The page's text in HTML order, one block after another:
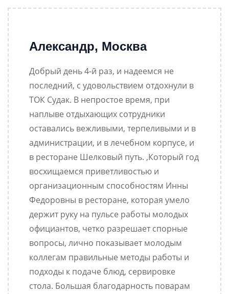
Александр, Москва
Добрый день 4-й раз, и надеемся не
последний, с удовольствием отдохнули в
ТОК Судак. В непростое время, при
наплыве отдыхающих сотрудники
оставались вежливыми, терпеливыми и в
администрации, и в лечебном корпусе, и
в ресторане Шелковый путь. ,Который год
восхищаемся приветливостью и
организационным способностям Инны
Федоровны в ресторане, которая умело
держит руку на пульсе работы молодых
официантов, четко разрешает спорные
вопросы, лично показывает молодым
коллегам правильные методы работы и
подходы к подаче блюд, сервировке
стола. Большая благодарность поварам